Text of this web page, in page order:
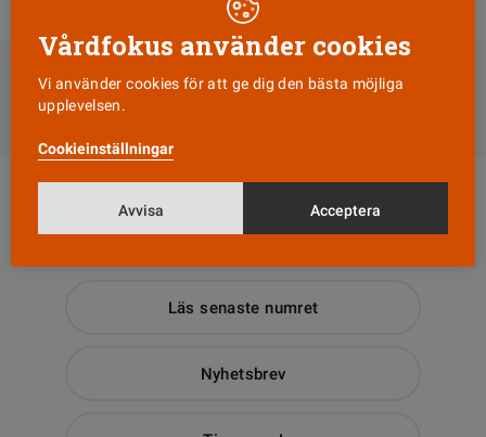
DELA
Läs senaste numret
Nyhetsbrev
Vårdfokus använder cookies
Vi använder cookies för att ge dig den bästa möjliga
upplevelsen.
Cookieinställningar
Avvisa Acceptera